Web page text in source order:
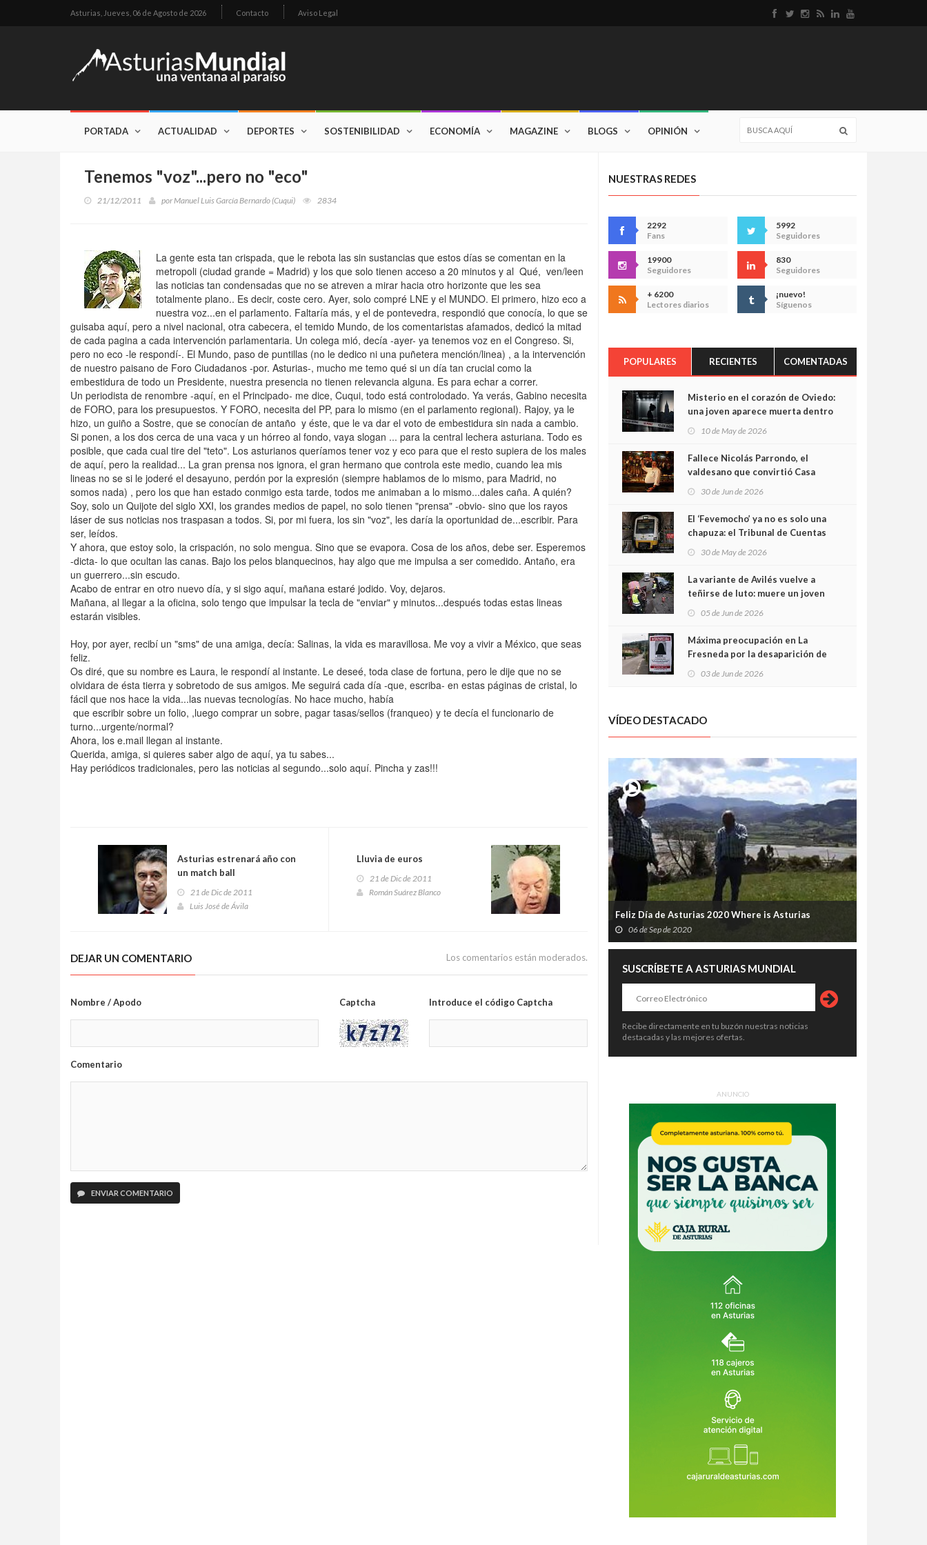
Asturias, Jueves, 06 de Agosto de 2026 Contacto Aviso Legal
PORTADA ACTUALIDAD DEPORTES SOSTENIBILIDAD ECONOMÍA MAGAZINE BLOGS OPINIÓN
Tenemos "voz"...pero no "eco"
21/12/2011 porManuel Luis García Bernardo (Cuqui) 2834
La gente esta tan crispada, que le rebota las sin sustancias que estos días se comentan en la
metropoli (ciudad grande = Madrid) y los que solo tienen acceso a 20 minutos y al Qué, ven/leen
las noticias tan condensadas que no se atreven a mirar hacia otro horizonte que les sea
totalmente plano.. Es decir, coste cero. Ayer, solo compré LNE y el MUNDO. El primero, hizo eco a
nuestra voz...en el parlamento. Faltaría más, y el de pontevedra, respondió que conocía, lo que se
guisaba aquí, pero a nivel nacional, otra cabecera, el temido Mundo, de los comentaristas afamados, dedicó la mitad
de cada pagina a cada intervención parlamentaria. Un colega mió, decía -ayer- ya tenemos voz en el Congreso. Si,
pero no eco -le respondí-. El Mundo, paso de puntillas (no le dedico ni una puñetera mención/linea) , a la intervención
de nuestro paisano de Foro Ciudadanos -por. Asturias-, mucho me temo qué si un día tan crucial como la
embestidura de todo un Presidente, nuestra presencia no tienen relevancia alguna. Es para echar a correr.
Un periodista de renombre -aquí, en el Principado- me dice, Cuqui, todo está controlodado. Ya verás, Gabino necesita
de FORO, para los presupuestos. Y FORO, necesita del PP, para lo mismo (en el parlamento regional). Rajoy, ya le
hizo, un guiño a Sostre, que se conocían de antaño y éste, que le va dar el voto de embestidura sin nada a cambio.
Si ponen, a los dos cerca de una vaca y un hórreo al fondo, vaya slogan ... para la central lechera asturiana. Todo es
posible, que cada cual tire del "teto". Los asturianos queríamos tener voz y eco para que el resto supiera de los males
de aquí, pero la realidad... La gran prensa nos ignora, el gran hermano que controla este medio, cuando lea mis
lineas no se si le joderé el desayuno, perdón por la expresión (siempre hablamos de lo mismo, para Madrid, no
somos nada) , pero los que han estado conmigo esta tarde, todos me animaban a lo mismo...dales caña. A quién?
Soy, solo un Quijote del siglo XXI, los grandes medios de papel, no solo tienen "prensa" -obvio- sino que los rayos
láser de sus noticias nos traspasan a todos. Si, por mi fuera, los sin "voz", les daría la oportunidad de...escribir. Para
ser, leídos.
Y ahora, que estoy solo, la crispación, no solo mengua. Sino que se evapora. Cosa de los años, debe ser. Esperemos
-dicta- lo que ocultan las canas. Bajo los pelos blanquecinos, hay algo que me impulsa a ser comedido. Antaño, era
un guerrero...sin escudo.
Acabo de entrar en otro nuevo día, y si sigo aquí, mañana estaré jodido. Voy, dejaros.
Mañana, al llegar a la oficina, solo tengo que impulsar la tecla de "enviar" y minutos...después todas estas lineas
estarán visibles.
Hoy, por ayer, recibí un "sms" de una amiga, decía: Salinas, la vida es maravillosa. Me voy a vivir a México, que seas
feliz.
Os diré, que su nombre es Laura, le respondí al instante. Le deseé, toda clase de fortuna, pero le dije que no se
olvidara de ésta tierra y sobretodo de sus amigos. Me seguirá cada día -que, escriba- en estas páginas de cristal, lo
fácil que nos hace la vida...las nuevas tecnologías. No hace mucho, había
que escribir sobre un folio, ,luego comprar un sobre, pagar tasas/sellos (franqueo) y te decía el funcionario de
turno...urgente/normal?
Ahora, los e.mail llegan al instante.
Querida, amiga, si quieres saber algo de aquí, ya tu sabes...
Hay periódicos tradicionales, pero las noticias al segundo...solo aquí. Pincha y zas!!!
Asturias estrenará año con
un match ball
21 de Dic de 2011
Luis José de Ávila
Lluvia de euros
21 de Dic de 2011
Román Suárez Blanco
DEJAR UN COMENTARIO Los comentarios están moderados.
Nombre / Apodo Captcha Introduce el código Captcha
Comentario
ENVIAR COMENTARIO
NUESTRAS REDES
2292
Fans
5992
Seguidores
19900
Seguidores
830
Seguidores
+ 6200
Lectores diarios
¡nuevo!
Síguenos
POPULARES RECIENTES COMENTADAS
Misterio en el corazón de Oviedo:
una joven aparece muerta dentro
cámaras captan sus últimos
minutos
10 de May de 2026
Fallece Nicolás Parrondo, el
valdesano que convirtió Casa
30 de Jun de 2026
El ‘Fevemocho’ ya no es solo una
chapuza: el Tribunal de Cuentas
sobrecoste de los trenes que no
cabían por los túneles
30 de May de 2026
La variante de Avilés vuelve a
teñirse de luto: muere un joven
05 de Jun de 2026
Máxima preocupación en La
Fresneda por la desaparición de
03 de Jun de 2026
VÍDEO DESTACADO
Feliz Día de Asturias 2020 Where is Asturias
06 de Sep de 2020
SUSCRÍBETE A ASTURIAS MUNDIAL
Recibe directamente en tu buzón nuestras noticias
destacadas y las mejores ofertas.
ANUNCIO